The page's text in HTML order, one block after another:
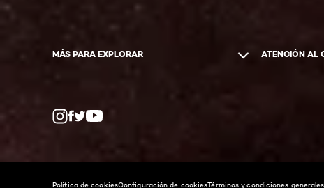
MÁS PARA EXPLORAR ATENCIÓN AL
Política de cookiesConfiguración de cookiesTérminos y condiciones generales